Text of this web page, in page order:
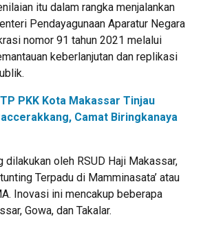
itu dalam rangka menjalankan
Pendayagunaan Aparatur Negara
nomor 91 tahun 2021 melalui
keberlanjutan dan replikasi
PKK Kota Makassar Tinjau
Camat Biringkanaya
dilakukan oleh RSUD Haji Makassar,
Terpadu di Mamminasata’ atau
Inovasi ini mencakup beberapa
Gowa, dan Takalar.